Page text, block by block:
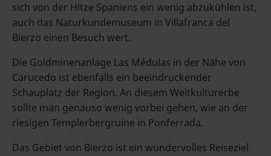
sich von der Hitze Spaniens ein wenig abzukühlen ist,
auch das Naturkundemuseum in Villafranca del
Bierzo einen Besuch wert.
Die Goldminenanlage Las Médulas in der Nähe von
Carucedo ist ebenfalls ein beeindruckender
Schauplatz der Region. An diesem Weltkulturerbe
sollte man genauso wenig vorbei gehen, wie an der
riesigen Templerbergruine in Ponferrada.
Das Gebiet von Bierzo ist ein wundervolles Reiseziel